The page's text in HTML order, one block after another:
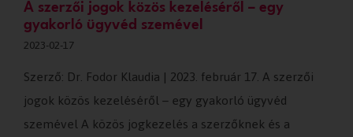
A szerzői jogok közös kezeléséről – egy
gyakorló ügyvéd szemével
2023-02-17
Szerző: Dr. Fodor Klaudia | 2023. február 17. A szerzői
jogok közös kezeléséről – egy gyakorló ügyvéd
szemével A közös jogkezelés a szerzőknek és a